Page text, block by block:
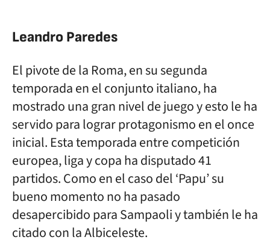
Leandro Paredes
El pivote de la Roma, en su segunda
temporada en el conjunto italiano, ha
mostrado una gran nivel de juego y esto le ha
servido para lograr protagonismo en el once
inicial. Esta temporada entre competición
europea, liga y copa ha disputado 41
partidos. Como en el caso del ‘Papu’ su
bueno momento no ha pasado
desapercibido para Sampaoli y también le ha
citado con la Albiceleste.